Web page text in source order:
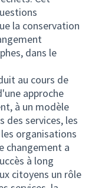
la conservation
dans le
au cours de
approche
à un modèle
services, les
organisations
changement a
à long
citoyens un rôle